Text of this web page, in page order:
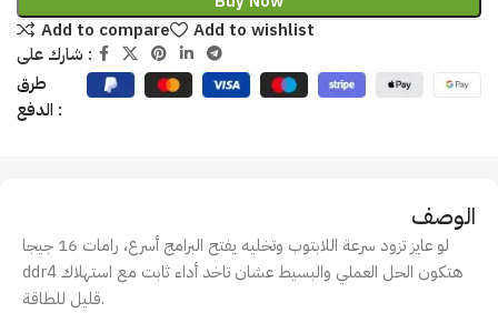
Add to compare
Add to wishlist
شارك على :
طرق
الدفع :
الوصف
لو عايز تزود سرعة اللابتوب وتخليه يفتح البرامج أسرع، رامات 16 جيجا
ddr4 هتكون الحل العملي والبسيط عشان تاخد أداء ثابت مع استهلاك
قليل للطاقة.